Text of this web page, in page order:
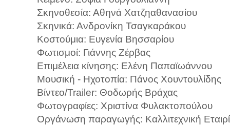
Σκηνοθεσία: Αθηνά Χατζηαθανασίου
Σκηνικά: Ανδρονίκη Τσαγκαράκου
Κοστούμια: Ευγενία Βησσαρίου
Φωτισμοί: Γιάννης Ζέρβας
Επιμέλεια κίνησης: Ελένη Παπαϊωάννου
Μουσική - Ηχοτοπία: Πάνος Χουντουλίδης
Βίντεο/Trailer: Θοδωρής Βράχας
Φωτογραφίες: Χριστίνα Φυλακτοπούλου
Οργάνωση παραγωγής: Καλλιτεχνική